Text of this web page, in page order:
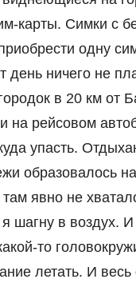
карты. Симки с
одну
день ничего не
в 20 км от
рейсовом
упасть.
образовалось
явно не
я шагну в воздух.
то
летать. И